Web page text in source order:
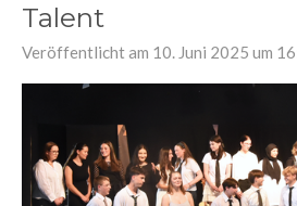
Talent
Veröffentlicht am 10. Juni 2025 um